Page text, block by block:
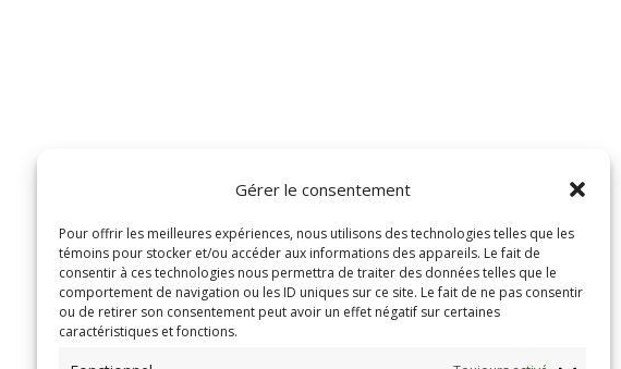
Gérer le consentement
Pour offrir les meilleures expériences, nous utilisons des technologies telles que les
témoins pour stocker et/ou accéder aux informations des appareils. Le fait de
consentir à ces technologies nous permettra de traiter des données telles que le
comportement de navigation ou les ID uniques sur ce site. Le fait de ne pas consentir
ou de retirer son consentement peut avoir un effet négatif sur certaines
caractéristiques et fonctions.